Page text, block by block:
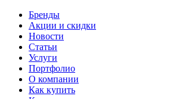
Бренды
Акции и скидки
Новости
Статьи
Услуги
Портфолио
О компании
Как купить